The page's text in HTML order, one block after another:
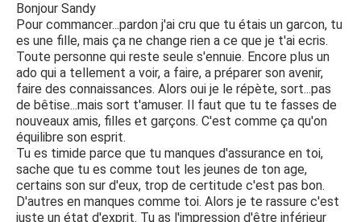
Bonjour Sandy
Pour commancer...pardon j'ai cru que tu étais un garcon, tu
es une fille, mais ça ne change rien a ce que je t'ai ecris.
Toute personne qui reste seule s'ennuie. Encore plus un
ado qui a tellement a voir, a faire, a préparer son avenir,
faire des connaissances. Alors oui je le répète, sort...pas
de bêtise...mais sort t'amuser. Il faut que tu te fasses de
nouveaux amis, filles et garçons. C'est comme ça qu'on
équilibre son esprit.
Tu es timide parce que tu manques d'assurance en toi,
sache que tu es comme tout les jeunes de ton age,
certains son sur d'eux, trop de certitude c'est pas bon.
D'autres en manques comme toi. Alors je te rassure c'est
juste un état d'exprit. Tu as l'impression d'être inférieur